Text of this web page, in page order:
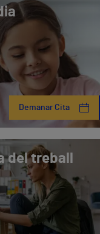
Demanar Cita
del treball